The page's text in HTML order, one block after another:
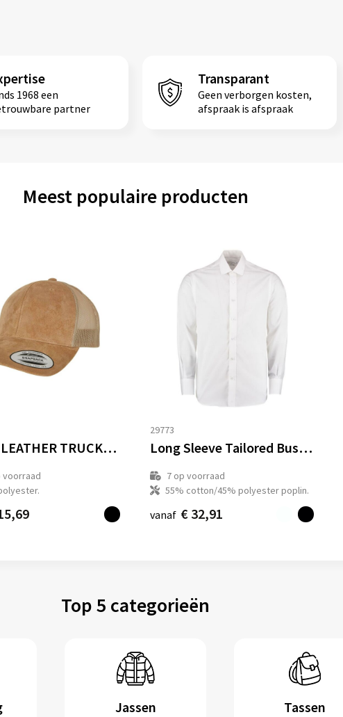
1968 een
partner
Transparant
Geen verborgen kosten,
afspraak is afspraak
Meest populaire producten
SUEDE LEATHER TRUCKER CAP
29773
Long Sleeve Tailored Business Shirt
7 op voorraad
55% cotton/45% polyester poplin.
vanaf € 32,91
Top 5 categorieën
Jassen Tassen